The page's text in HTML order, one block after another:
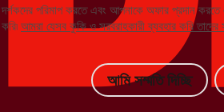
পরিমাপ করতে এবং আপনাকে অফার প্রদান
আমরা যেসব কুকি ও সরবরাহকারী ব্যবহার করি
আমি সম্মতি দিচ্ছি